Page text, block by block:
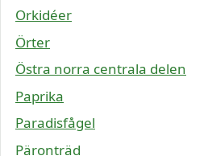
Orkidéer
Örter
Östra norra centrala delen
Paprika
Paradisfågel
Päronträd